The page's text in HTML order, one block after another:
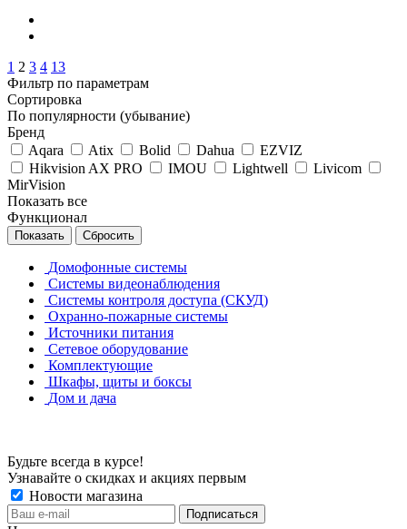
1 2 3 4 13
Фильтр по параметрам
Сортировка
По популярности (убывание)
Бренд
Aqara
Atix Bolid Dahua
EZVIZ
Hikvision AX PRO
IMOU Lightwell
Livicom
MirVision
Показать все
Функционал
Сбросить
Домофонные системы
Системы видеонаблюдения
Системы контроля доступа (СКУД)
Охранно-пожарные системы
Источники питания
Сетевое оборудование
Комплектующие
Шкафы, щиты и боксы
Дом и дача
Будьте всегда в курсе!
Узнавайте о скидках и акциях первым
Новости магазина